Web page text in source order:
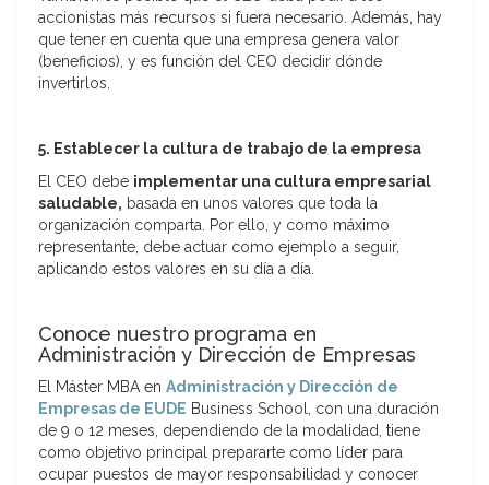
accionistas más recursos si fuera necesario. Además, hay
que tener en cuenta que una empresa genera valor
(beneficios), y es función del CEO decidir dónde
invertirlos.
5. Establecer la cultura de trabajo de la empresa
El CEO debe implementar una cultura empresarial
saludable, basada en unos valores que toda la
organización comparta. Por ello, y como máximo
representante, debe actuar como ejemplo a seguir,
aplicando estos valores en su día a día.
Conoce nuestro programa en
Administración y Dirección de Empresas
El Máster MBA en Administración y Dirección de
Empresas de EUDE Business School, con una duración
de 9 o 12 meses, dependiendo de la modalidad, tiene
como objetivo principal prepararte como líder para
ocupar puestos de mayor responsabilidad y conocer